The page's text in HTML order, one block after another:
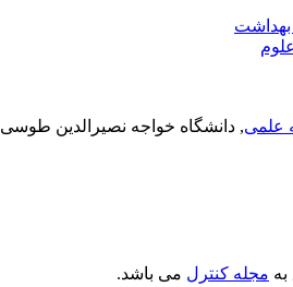
علمی, دانشگاه خواجه نصیرالدین طوسی
مجله کنترل می باشد.